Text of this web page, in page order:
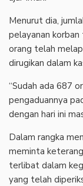
‎Menurut dia,
pelayanan
orang telah
dirugikan dalam
‎“Sudah ada 687
pengaduannya
dengan hari ini
‎Dalam rangka
meminta
terlibat dalam
yang telah